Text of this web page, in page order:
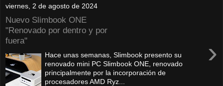
viernes, 2 de agosto de 2024
Nuevo Slimbook ONE
"Renovado por dentro y por
fuera"
›
Hace unas semanas, Slimbook presento su
renovado mini PC Slimbook ONE, renovado
principalmente por la incorporación de
procesadores AMD Ryz...